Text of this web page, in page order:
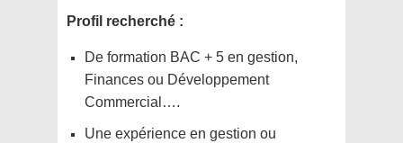
Profil recherché :
De formation BAC + 5 en gestion,
Finances ou Développement
Commercial….
Une expérience en gestion ou